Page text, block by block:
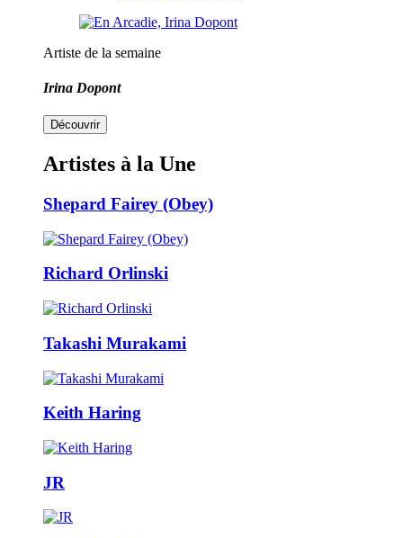
Artiste de la semaine
Irina Dopont
Découvrir
Artistes à la Une
Shepard Fairey (Obey)
Richard Orlinski
Takashi Murakami
Keith Haring
JR